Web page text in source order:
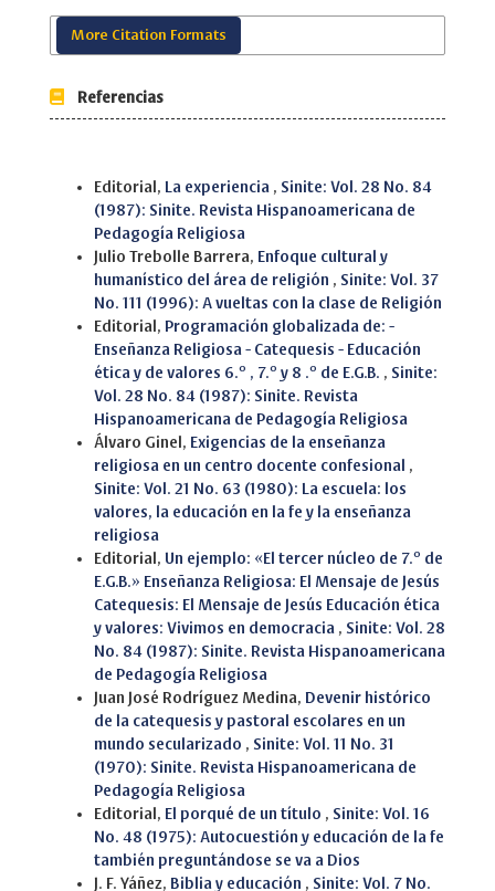
More Citation Formats
Referencias
Editorial, La experiencia , Sinite: Vol. 28 No. 84
(1987): Sinite. Revista Hispanoamericana de
Pedagogía Religiosa
Julio Trebolle Barrera, Enfoque cultural y
humanístico del área de religión , Sinite: Vol. 37
No. 111 (1996): A vueltas con la clase de Religión
Editorial, Programación globalizada de: -
Enseñanza Religiosa - Catequesis - Educación
ética y de valores 6.º , 7.º y 8 .º de E.G.B. , Sinite:
Vol. 28 No. 84 (1987): Sinite. Revista
Hispanoamericana de Pedagogía Religiosa
Álvaro Ginel, Exigencias de la enseñanza
religiosa en un centro docente confesional ,
Sinite: Vol. 21 No. 63 (1980): La escuela: los
valores, la educación en la fe y la enseñanza
religiosa
Editorial, Un ejemplo: «El tercer núcleo de 7.º de
E.G.B.» Enseñanza Religiosa: El Mensaje de Jesús
Catequesis: El Mensaje de Jesús Educación ética
y valores: Vivimos en democracia , Sinite: Vol. 28
No. 84 (1987): Sinite. Revista Hispanoamericana
de Pedagogía Religiosa
Juan José Rodríguez Medina, Devenir histórico
de la catequesis y pastoral escolares en un
mundo secularizado , Sinite: Vol. 11 No. 31
(1970): Sinite. Revista Hispanoamericana de
Pedagogía Religiosa
Editorial, El porqué de un título , Sinite: Vol. 16
No. 48 (1975): Autocuestión y educación de la fe
también preguntándose se va a Dios
J. F. Yáñez, Biblia y educación , Sinite: Vol. 7 No.